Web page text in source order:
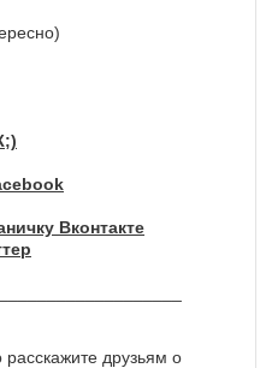
Вконтакте
друзьям о